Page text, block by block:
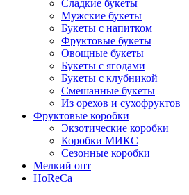
Сладкие букеты
Мужские букеты
Букеты с напитком
Фруктовые букеты
Овощные букеты
Букеты с ягодами
Букеты с клубникой
Смешанные букеты
Из орехов и сухофруктов
Фруктовые коробки
Экзотические коробки
Коробки МИКС
Сезонные коробки
Мелкий опт
HoReCa